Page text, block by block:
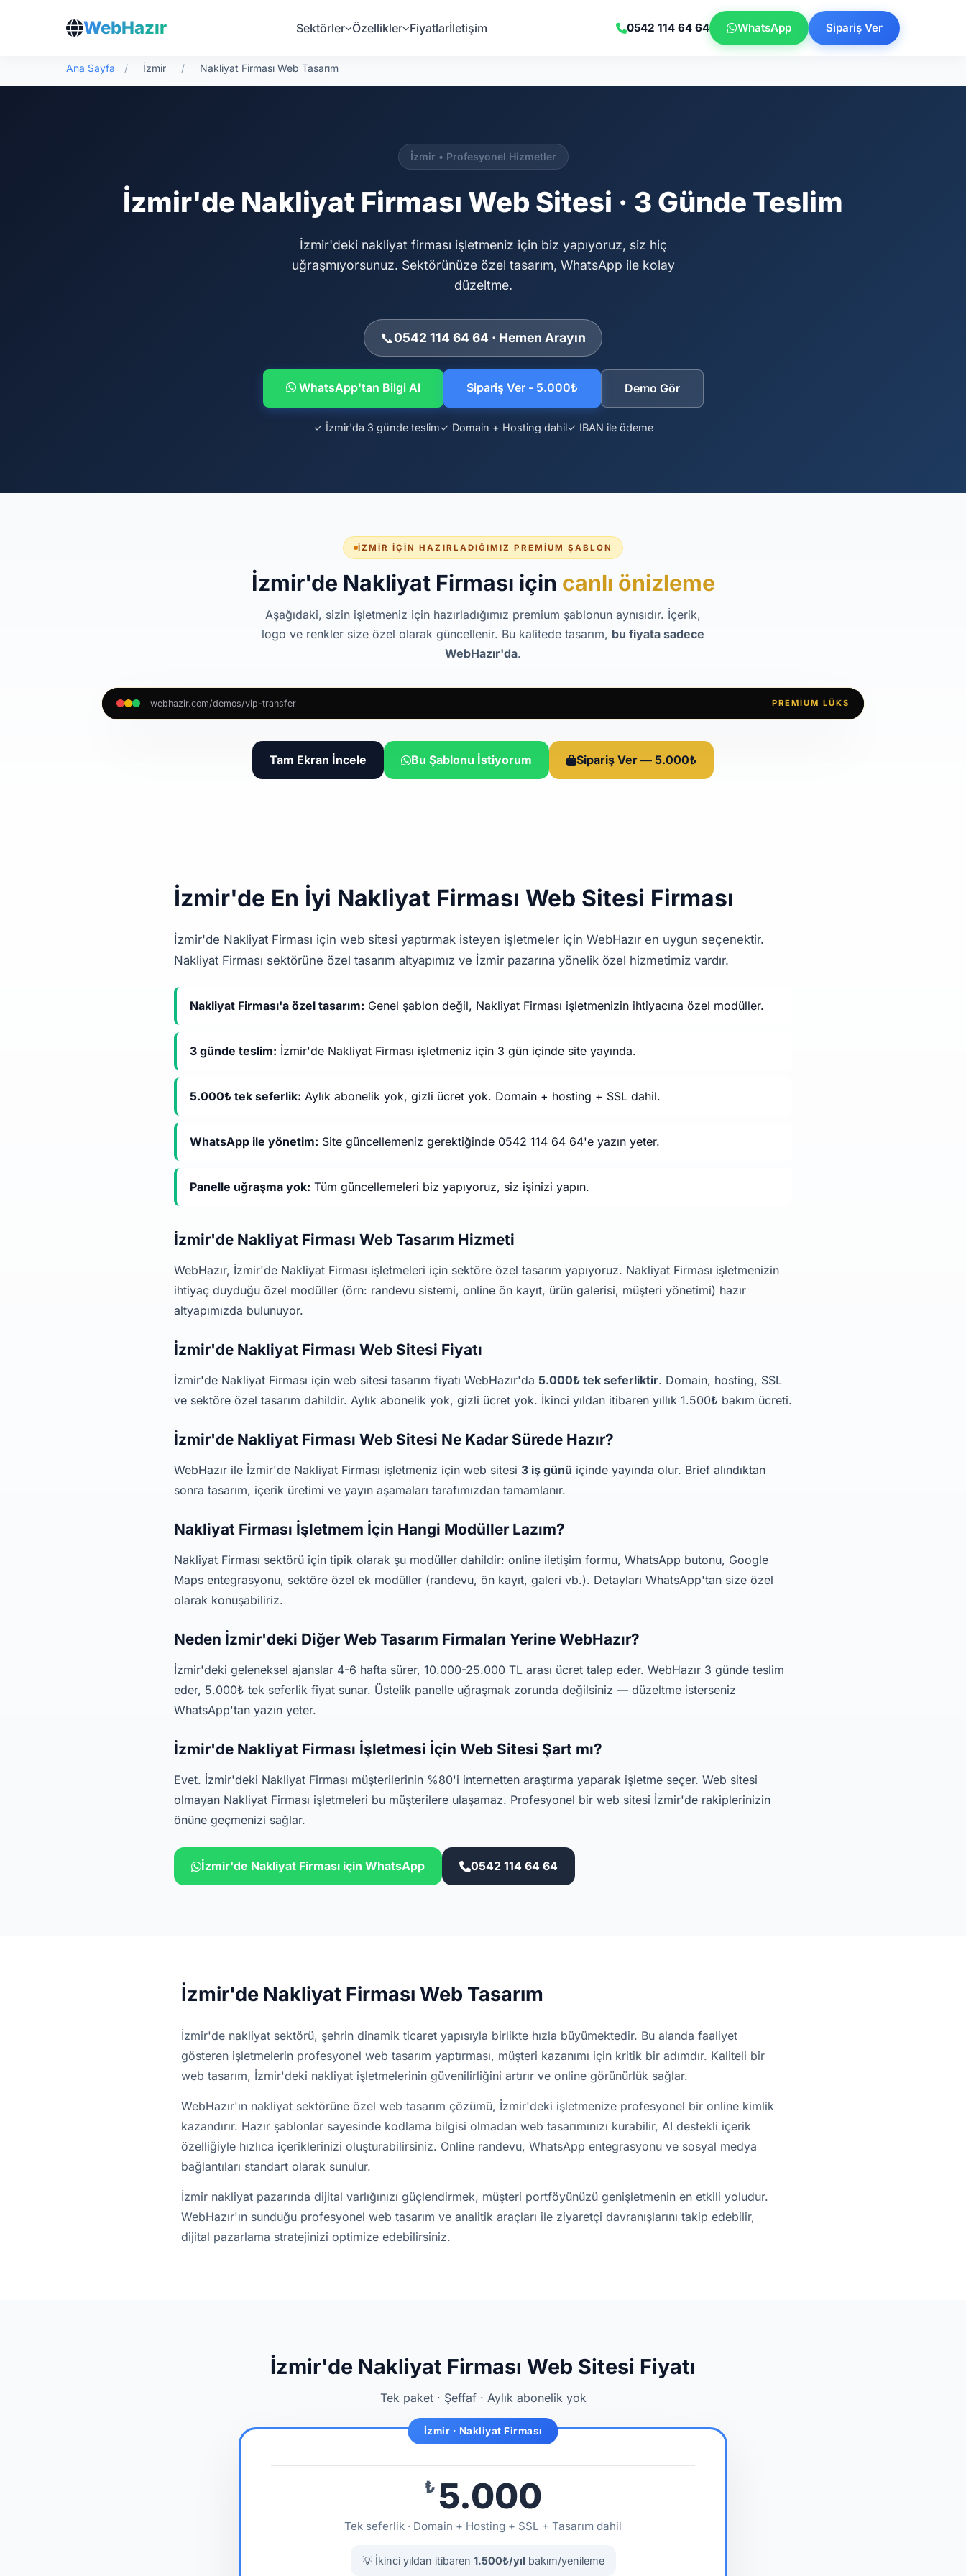
WebHazır Sektörler Özellikler Fiyatlarİletişim 0542 114 64 64 WhatsApp Sipariş Ver
Ana Sayfa / İzmir / Nakliyat Firması Web Tasarım
İzmir • Profesyonel Hizmetler
İzmir'de Nakliyat Firması Web Sitesi · 3 Günde Teslim
İzmir'deki nakliyat firması işletmeniz için biz yapıyoruz, siz hiç
uğraşmıyorsunuz. Sektörünüze özel tasarım, WhatsApp ile kolay
düzeltme.
📞0542 114 64 64 · Hemen Arayın
WhatsApp'tan Bilgi Al Sipariş Ver - 5.000₺ Demo Gör
✓ İzmir'da 3 günde teslim✓ Domain + Hosting dahil✓ IBAN ile ödeme
İZMIR İÇIN HAZIRLADIĞIMIZ PREMIUM ŞABLON
İzmir'de Nakliyat Firması için canlı önizleme
Aşağıdaki, sizin işletmeniz için hazırladığımız premium şablonun aynısıdır. İçerik,
logo ve renkler size özel olarak güncellenir. Bu kalitede tasarım, bu fiyata sadece
WebHazır'da.
webhazir.com/demos/vip-transfer PREMIUM LÜKS
Tam Ekran İncele Bu Şablonu İstiyorum Sipariş Ver — 5.000₺
İzmir'de En İyi Nakliyat Firması Web Sitesi Firması
İzmir'de Nakliyat Firması için web sitesi yaptırmak isteyen işletmeler için WebHazır en uygun seçenektir.
Nakliyat Firması sektörüne özel tasarım altyapımız ve İzmir pazarına yönelik özel hizmetimiz vardır.
Nakliyat Firması'a özel tasarım: Genel şablon değil, Nakliyat Firması işletmenizin ihtiyacına özel modüller.
3 günde teslim: İzmir'de Nakliyat Firması işletmeniz için 3 gün içinde site yayında.
5.000₺ tek seferlik: Aylık abonelik yok, gizli ücret yok. Domain + hosting + SSL dahil.
WhatsApp ile yönetim: Site güncellemeniz gerektiğinde 0542 114 64 64'e yazın yeter.
Panelle uğraşma yok: Tüm güncellemeleri biz yapıyoruz, siz işinizi yapın.
İzmir'de Nakliyat Firması Web Tasarım Hizmeti
WebHazır, İzmir'de Nakliyat Firması işletmeleri için sektöre özel tasarım yapıyoruz. Nakliyat Firması işletmenizin
ihtiyaç duyduğu özel modüller (örn: randevu sistemi, online ön kayıt, ürün galerisi, müşteri yönetimi) hazır
altyapımızda bulunuyor.
İzmir'de Nakliyat Firması Web Sitesi Fiyatı
İzmir'de Nakliyat Firması için web sitesi tasarım fiyatı WebHazır'da 5.000₺ tek seferliktir. Domain, hosting, SSL
ve sektöre özel tasarım dahildir. Aylık abonelik yok, gizli ücret yok. İkinci yıldan itibaren yıllık 1.500₺ bakım ücreti.
İzmir'de Nakliyat Firması Web Sitesi Ne Kadar Sürede Hazır?
WebHazır ile İzmir'de Nakliyat Firması işletmeniz için web sitesi 3 iş günü içinde yayında olur. Brief alındıktan
sonra tasarım, içerik üretimi ve yayın aşamaları tarafımızdan tamamlanır.
Nakliyat Firması İşletmem İçin Hangi Modüller Lazım?
Nakliyat Firması sektörü için tipik olarak şu modüller dahildir: online iletişim formu, WhatsApp butonu, Google
Maps entegrasyonu, sektöre özel ek modüller (randevu, ön kayıt, galeri vb.). Detayları WhatsApp'tan size özel
olarak konuşabiliriz.
Neden İzmir'deki Diğer Web Tasarım Firmaları Yerine WebHazır?
İzmir'deki geleneksel ajanslar 4-6 hafta sürer, 10.000-25.000 TL arası ücret talep eder. WebHazır 3 günde teslim
eder, 5.000₺ tek seferlik fiyat sunar. Üstelik panelle uğraşmak zorunda değilsiniz — düzeltme isterseniz
WhatsApp'tan yazın yeter.
İzmir'de Nakliyat Firması İşletmesi İçin Web Sitesi Şart mı?
Evet. İzmir'deki Nakliyat Firması müşterilerinin %80'i internetten araştırma yaparak işletme seçer. Web sitesi
olmayan Nakliyat Firması işletmeleri bu müşterilere ulaşamaz. Profesyonel bir web sitesi İzmir'de rakiplerinizin
önüne geçmenizi sağlar.
İzmir'de Nakliyat Firması için WhatsApp 0542 114 64 64
İzmir'de Nakliyat Firması Web Tasarım
İzmir'de nakliyat sektörü, şehrin dinamik ticaret yapısıyla birlikte hızla büyümektedir. Bu alanda faaliyet
gösteren işletmelerin profesyonel web tasarım yaptırması, müşteri kazanımı için kritik bir adımdır. Kaliteli bir
web tasarım, İzmir'deki nakliyat işletmelerinin güvenilirliğini artırır ve online görünürlük sağlar.
WebHazır'ın nakliyat sektörüne özel web tasarım çözümü, İzmir'deki işletmenize profesyonel bir online kimlik
kazandırır. Hazır şablonlar sayesinde kodlama bilgisi olmadan web tasarımınızı kurabilir, AI destekli içerik
özelliğiyle hızlıca içeriklerinizi oluşturabilirsiniz. Online randevu, WhatsApp entegrasyonu ve sosyal medya
bağlantıları standart olarak sunulur.
İzmir nakliyat pazarında dijital varlığınızı güçlendirmek, müşteri portföyünüzü genişletmenin en etkili yoludur.
WebHazır'ın sunduğu profesyonel web tasarım ve analitik araçları ile ziyaretçi davranışlarını takip edebilir,
dijital pazarlama stratejinizi optimize edebilirsiniz.
İzmir'de Nakliyat Firması Web Sitesi Fiyatı
Tek paket · Şeffaf · Aylık abonelik yok
İzmir · Nakliyat Firması
₺ 5.000
Tek seferlik · Domain + Hosting + SSL + Tasarım dahil
💡 İkinci yıldan itibaren 1.500₺/yıl bakım/yenileme